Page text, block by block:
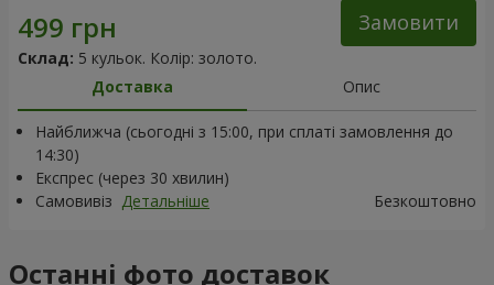
Замовити
Склад: 5 кульок. Колір: золото.
Доставка
Опис
Найближча (сьогодні з 15:00, при сплаті замовлення до
14:30)
Експрес (через 30 хвилин)
Самовивіз Детальніше Безкоштовно
Останні фото доставок